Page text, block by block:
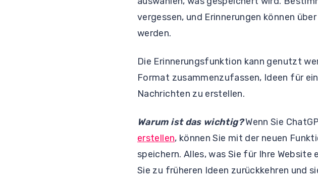
vergessen, und Erinnerungen können
werden.
Die Erinnerungsfunktion kann genutzt
Format zusammenzufassen, Ideen für
Nachrichten zu erstellen.
Warum ist das wichtig?Wenn Sie
erstellen, können Sie mit der neuen
speichern. Alles, was Sie für Ihre
Sie zu früheren Ideen zurückkehren und